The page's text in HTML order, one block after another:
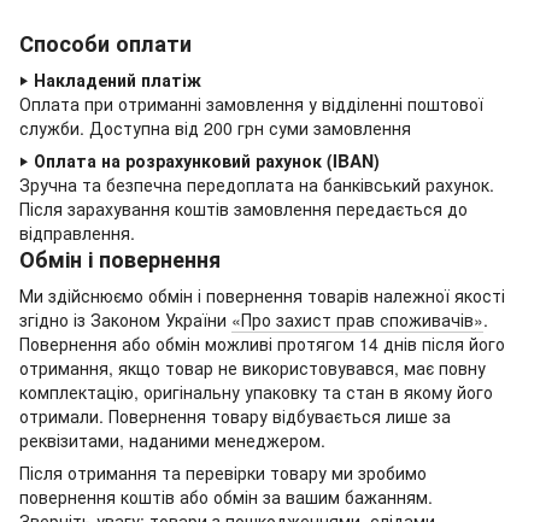
Способи оплати
‣ Накладений платіж
Оплата при отриманні замовлення у відділенні поштової
служби. Доступна від 200 грн суми замовлення
‣ Оплата на розрахунковий рахунок (IBAN)
Зручна та безпечна передоплата на банківський рахунок.
Після зарахування коштів замовлення передається до
відправлення.
Обмін і повернення
Ми здійснюємо обмін і повернення товарів належної якості
згідно із Законом України «Про захист прав споживачів».
Повернення або обмін можливі протягом 14 днів після його
отримання, якщо товар не використовувався, має повну
комплектацію, оригінальну упаковку та стан в якому його
отримали. Повернення товару відбувається лише за
реквізитами, наданими менеджером.
Після отримання та перевірки товару ми зробимо
повернення коштів або обмін за вашим бажанням.